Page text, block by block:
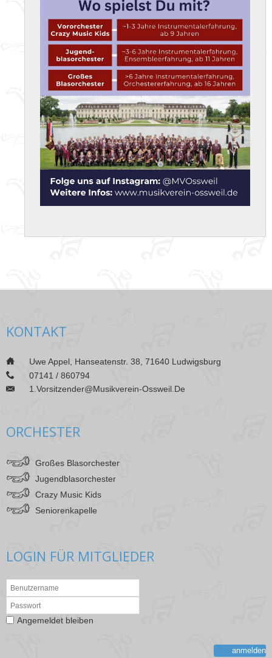
KONTAKT
Uwe Appel, Hanseatenstr. 38, 71640 Ludwigsburg
07141 / 860794
1.vorsitzender@musikverein-Ossweil.de
ORCHESTER
Großes Blasorchester
Jugendblasorchester
Crazy Music Kids
Seniorenkapelle
LOGIN FÜR MITGLIEDER
Angemeldet bleiben
anmelden